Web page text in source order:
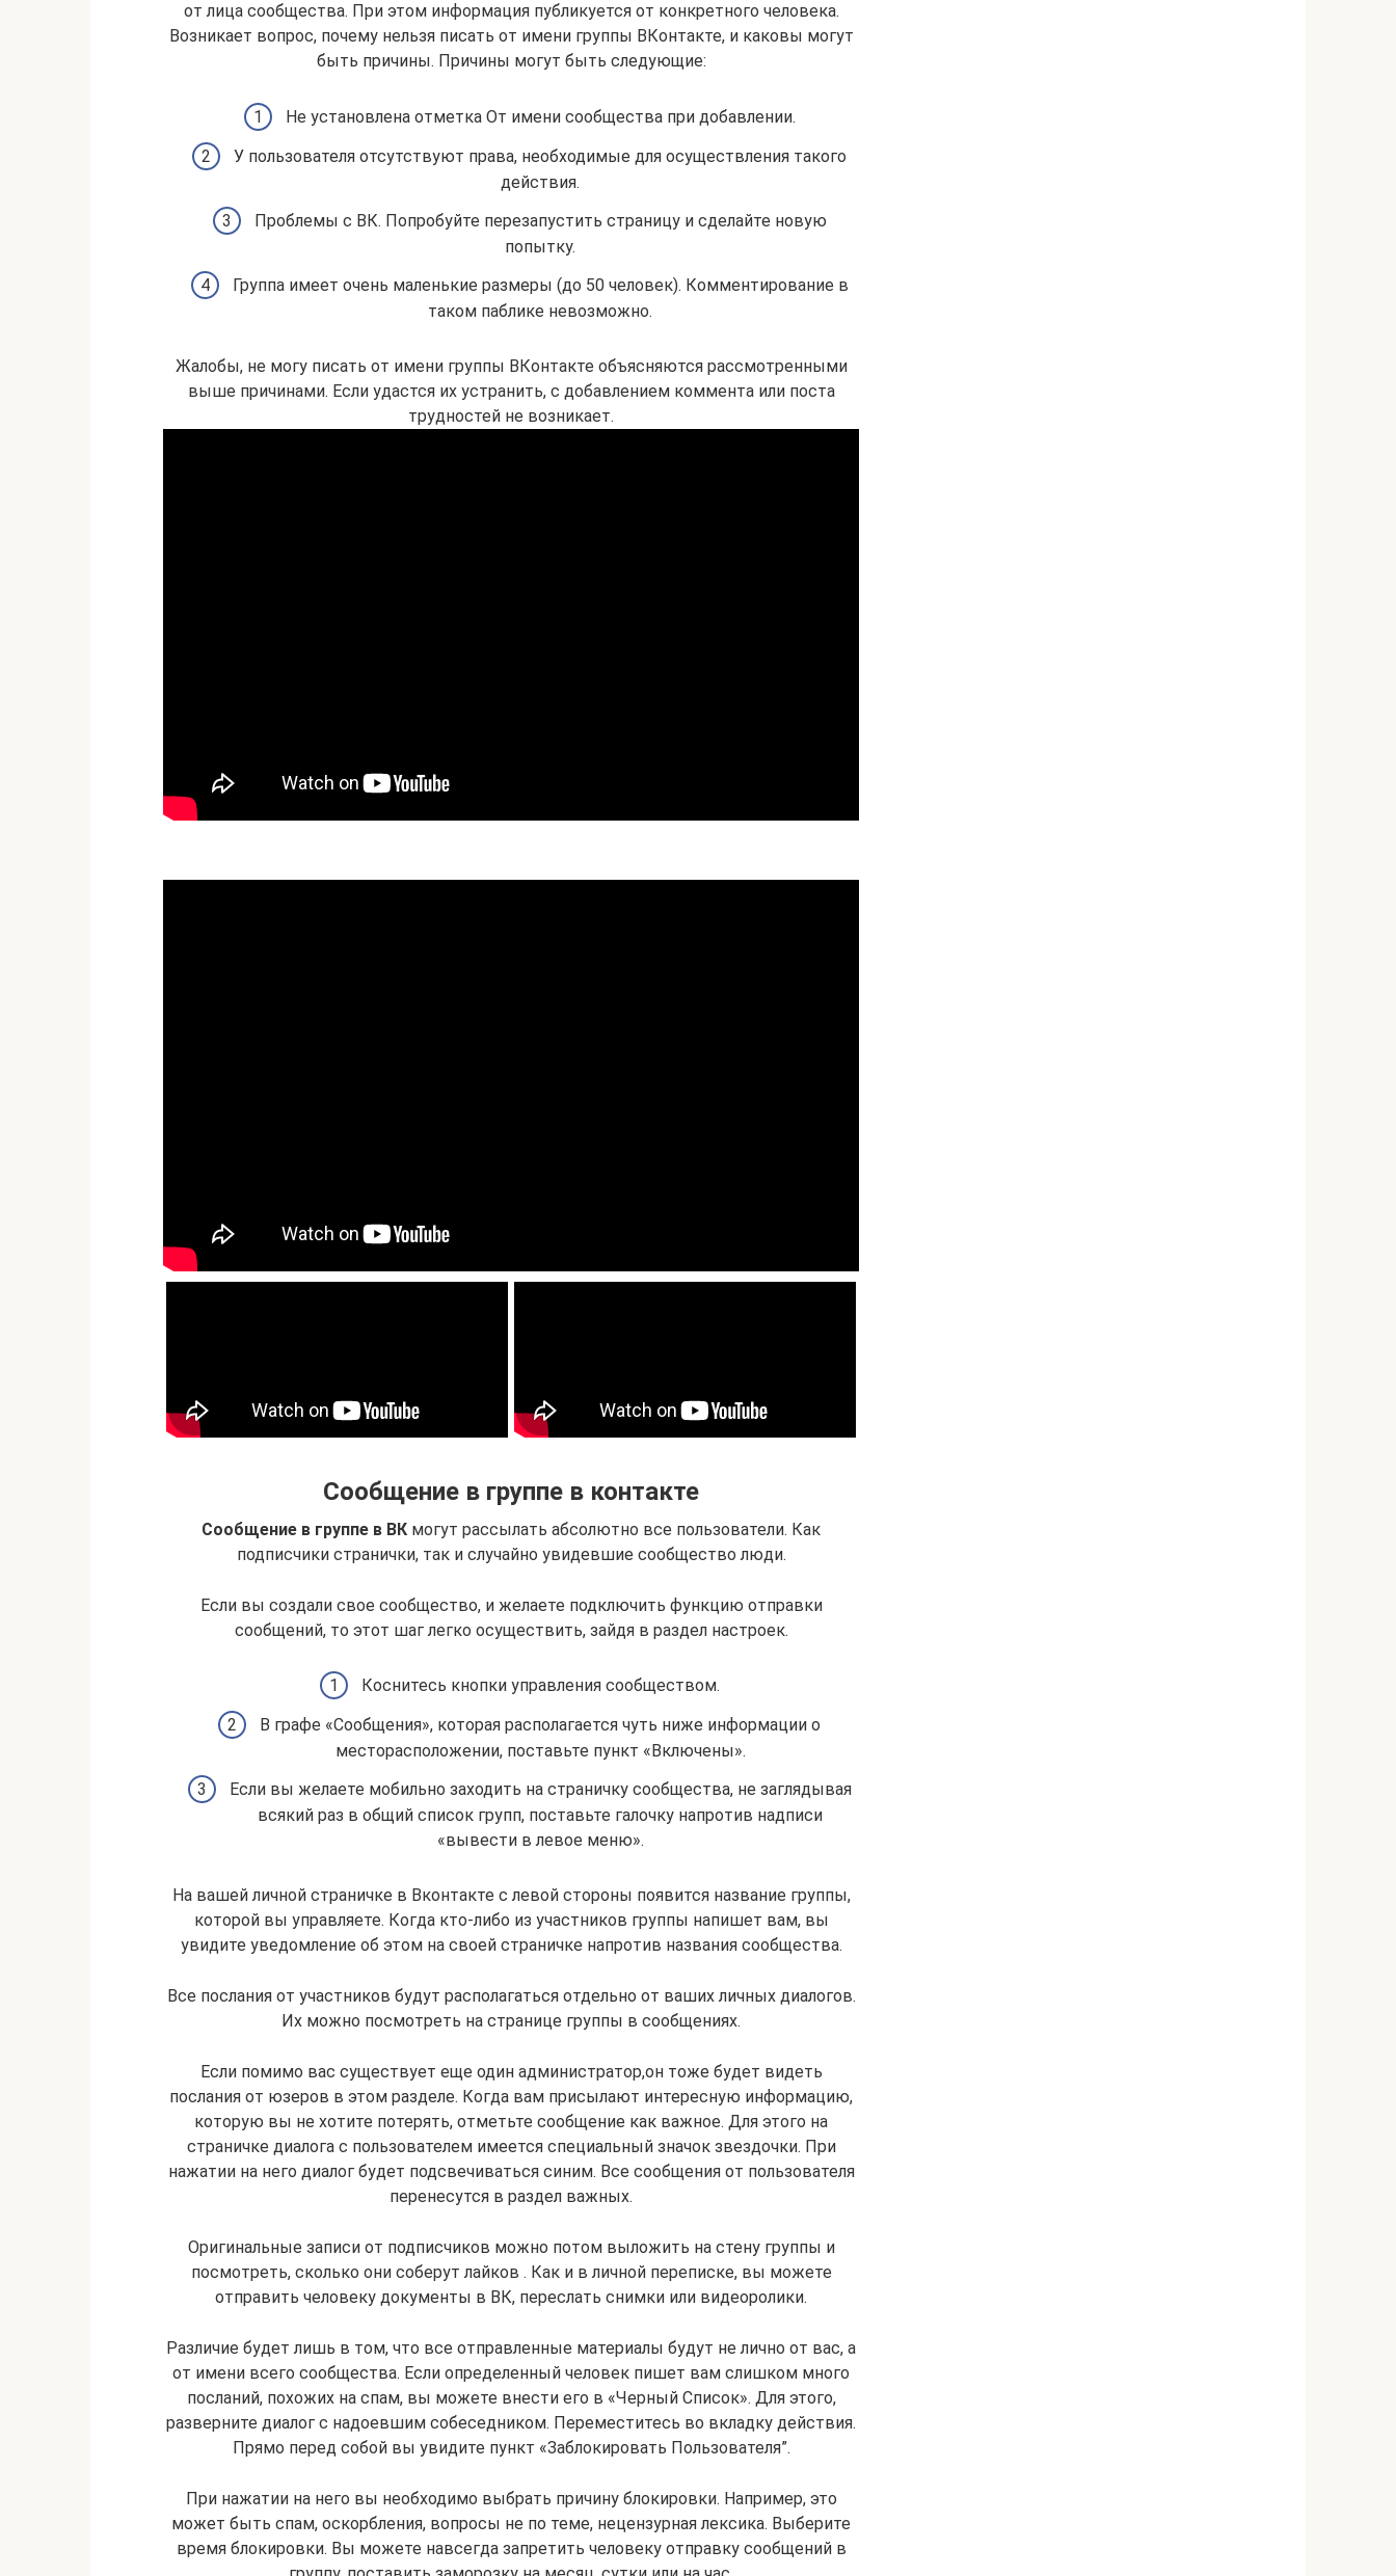
от лица сообщества. При этом информация публикуется от конкретного человека.
Возникает вопрос, почему нельзя писать от имени группы ВКонтакте, и каковы могут
быть причины. Причины могут быть следующие:
Не установлена отметка От имени сообщества при добавлении.
У пользователя отсутствуют права, необходимые для осуществления такого
действия.
Проблемы с ВК. Попробуйте перезапустить страницу и сделайте новую
попытку.
Группа имеет очень маленькие размеры (до 50 человек). Комментирование в
таком паблике невозможно.
Жалобы, не могу писать от имени группы ВКонтакте объясняются рассмотренными
выше причинами. Если удастся их устранить, с добавлением коммента или поста
трудностей не возникает.
Сообщение в группе в контакте
Сообщение в группе в ВК могут рассылать абсолютно все пользователи. Как
подписчики странички, так и случайно увидевшие сообщество люди.
Если вы создали свое сообщество, и желаете подключить функцию отправки
сообщений, то этот шаг легко осуществить, зайдя в раздел настроек.
Коснитесь кнопки управления сообществом.
В графе «Сообщения», которая располагается чуть ниже информации о
месторасположении, поставьте пункт «Включены».
Если вы желаете мобильно заходить на страничку сообщества, не заглядывая
всякий раз в общий список групп, поставьте галочку напротив надписи
«вывести в левое меню».
На вашей личной страничке в Вконтакте с левой стороны появится название группы,
которой вы управляете. Когда кто-либо из участников группы напишет вам, вы
увидите уведомление об этом на своей страничке напротив названия сообщества.
Все послания от участников будут располагаться отдельно от ваших личных диалогов.
Их можно посмотреть на странице группы в сообщениях.
Если помимо вас существует еще один администратор,он тоже будет видеть
послания от юзеров в этом разделе. Когда вам присылают интересную информацию,
которую вы не хотите потерять, отметьте сообщение как важное. Для этого на
страничке диалога с пользователем имеется специальный значок звездочки. При
нажатии на него диалог будет подсвечиваться синим. Все сообщения от пользователя
перенесутся в раздел важных.
Оригинальные записи от подписчиков можно потом выложить на стену группы и
посмотреть, сколько они соберут лайков . Как и в личной переписке, вы можете
отправить человеку документы в ВК, переслать снимки или видеоролики.
Различие будет лишь в том, что все отправленные материалы будут не лично от вас, а
от имени всего сообщества. Если определенный человек пишет вам слишком много
посланий, похожих на спам, вы можете внести его в «Черный Список». Для этого,
разверните диалог с надоевшим собеседником. Переместитесь во вкладку действия.
Прямо перед собой вы увидите пункт «Заблокировать Пользователя”.
При нажатии на него вы необходимо выбрать причину блокировки. Например, это
может быть спам, оскорбления, вопросы не по теме, нецензурная лексика. Выберите
время блокировки. Вы можете навсегда запретить человеку отправку сообщений в